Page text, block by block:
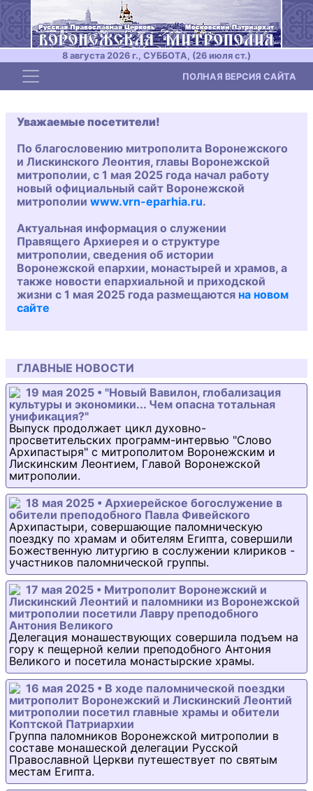
8 августа 2026 г., СУББОТА, (26 июля ст.)
Toggle navigation ПОЛНАЯ ВЕРСИЯ САЙТА
Уважаемые посетители!
По благословению митрополита Воронежского
и Лискинского Леонтия, главы Воронежской
митрополии, с 1 мая 2025 года начал работу
новый официальный сайт Воронежской
митрополии www.vrn-eparhia.ru.
Актуальная информация о служении
Правящего Архиерея и о структуре
митрополии, сведения об истории
Воронежской епархии, монастырей и храмов, а
также новости епархиальной и приходской
жизни с 1 мая 2025 года размещаются на новом
сайте
ГЛАВНЫЕ НОВОСТИ
19 мая 2025 • "Новый Вавилон, глобализация
культуры и экономики... Чем опасна тотальная
унификация?"
Выпуск продолжает цикл духовно-
просветительских программ-интервью "Слово
Архипастыря" с митрополитом Воронежским и
Лискинским Леонтием, Главой Воронежской
митрополии.
18 мая 2025 • Архиерейское богослужение в
обители преподобного Павла Фивейского
Архипастыри, совершающие паломническую
поездку по храмам и обителям Египта, совершили
Божественную литургию в сослужении клириков -
участников паломнической группы.
17 мая 2025 • Митрополит Воронежский и
Лискинский Леонтий и паломники из Воронежской
митрополии посетили Лавру преподобного
Антония Великого
Делегация монашествующих совершила подъем на
гору к пещерной келии преподобного Антония
Великого и посетила монастырские храмы.
16 мая 2025 • В ходе паломнической поездки
митрополит Воронежский и Лискинский Леонтий
митрополии посетил главные храмы и обители
Коптской Патриархии
Группа паломников Воронежской митрополии в
составе монашеской делегации Русской
Православной Церкви путешествует по святым
местам Египта.